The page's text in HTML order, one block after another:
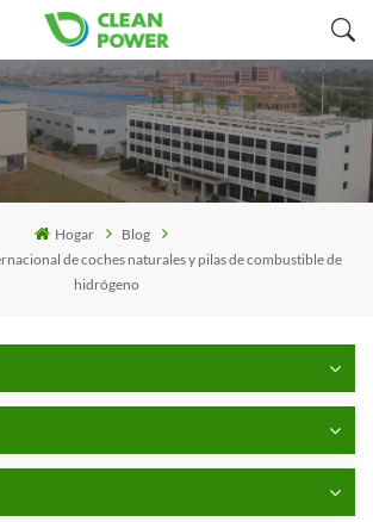
Hogar
Blog
de coches naturales y pilas de combustible de
hidrógeno